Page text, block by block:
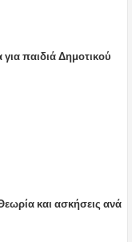
για παιδιά Δημοτικού
και ασκήσεις ανά